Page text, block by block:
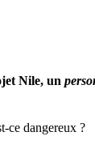
Nile, un
ce dangereux ?